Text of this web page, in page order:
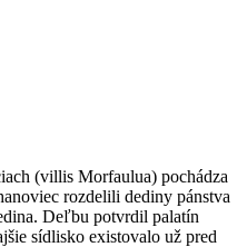
(villis Morfaulua) pochádza
rozdelili dediny pánstva
Deľbu potvrdil palatín
sídlisko existovalo už pred